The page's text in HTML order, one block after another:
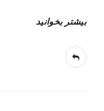
بیشتر بخوانید